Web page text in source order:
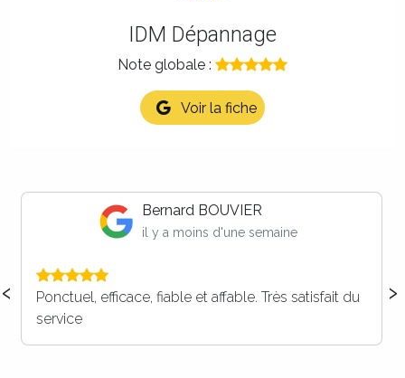
IDM Dépannage
Note globale :
Voir la fiche
Vous faites parti de nos prestataires dorénavant ,
c’est certain ! Merci à vous pour votre réactivité, et
votre efficacité. Nous recommandons ++++
‹ ›